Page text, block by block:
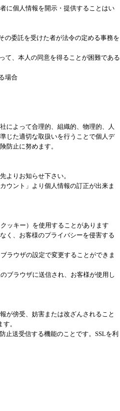
に個人情報を開示・提供することはい
の委託を受けた者が法令の定める事務を
て、本人の同意を得ることが困難である
場合
によって合理的、組織的、物理的、人
じた適切な取扱いを行うことで個人デ
防止に努めます。
よりお知らせ下さい。
ウント」より個人情報の訂正が出来ま
ッキー）を使用することがあります
く、お客様のプライバシーを侵害する
ラウザの設定で変更することができま
ブラウザに送信され、お客様が使用し
が傍受、妨害または改ざんされること
。
止送受信する機能のことです。SSLを利